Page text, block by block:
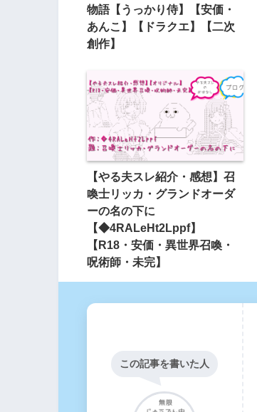
物語【うっかり侍】【安価・
あんこ】【ドラクエ】【二次
創作】
【やる夫スレ紹介・感想】召
喚士リッカ・グランドオーダ
ーの名の下に
【◆4RALeHt2Lppf】
【R18・安価・異世界召喚・
呪術師・未完】
この記事を書いた人